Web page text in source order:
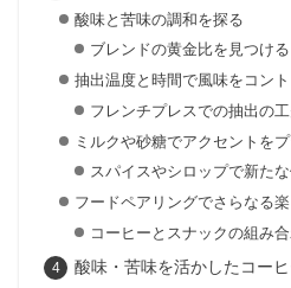
酸味と苦味の調和を探る
ブレンドの黄金比を見つける
抽出温度と時間で風味をコン
フレンチプレスでの抽出の
ミルクや砂糖でアクセントを
スパイスやシロップで新た
フードペアリングでさらなる
コーヒーとスナックの組み
酸味・苦味を活かしたコー